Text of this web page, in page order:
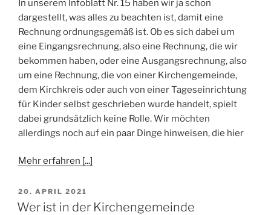
In unserem Infoblatt Nr. 15 haben wir ja schon
dargestellt, was alles zu beachten ist, damit eine
Rechnung ordnungsgemäß ist. Ob es sich dabei um
eine Eingangsrechnung, also eine Rechnung, die wir
bekommen haben, oder eine Ausgangsrechnung, also
um eine Rechnung, die von einer Kirchengemeinde,
dem Kirchkreis oder auch von einer Tageseinrichtung
für Kinder selbst geschrieben wurde handelt, spielt
dabei grundsätzlich keine Rolle. Wir möchten
allerdings noch auf ein paar Dinge hinweisen, die hier
Mehr erfahren [...]
VERÖFFENTLICHT
AM
20. APRIL 2021
Wer ist in der Kirchengemeinde